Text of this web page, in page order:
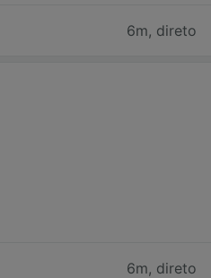
6m, direto
6m, direto